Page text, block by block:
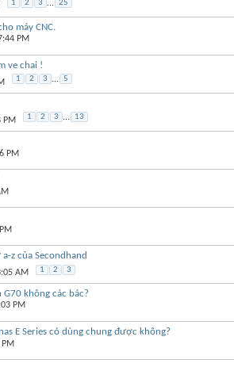
1 2 3 ... 25
máy CNC.
PM
ve chai !
1 2 3 ... 5
PM 1 2 3 ... 13
PM
z của Secondhand
AM 1 2 3
không các bác?
PM
E Series có dùng chung được không?